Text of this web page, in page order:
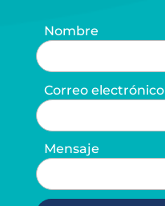
Nombre
Correo electrónico
Mensaje